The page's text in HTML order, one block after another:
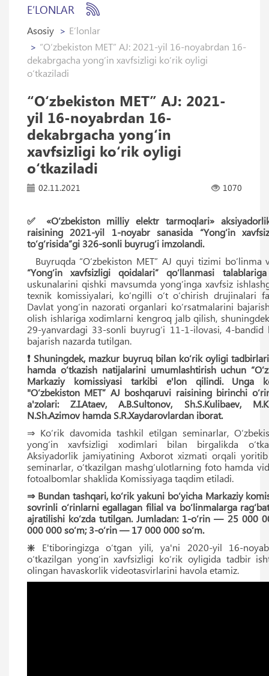
E’LONLAR
Asosiy
E’lonlar
“O‘zbekiston MET” AJ: 2021-yil 16-noyabrdan 16-
dekabrgacha yong‘in xavfsizligi ko‘rik oyligi
o‘tkaziladi
“O‘zbekiston MET” AJ: 2021-
yil 16-noyabrdan 16-
dekabrgacha yong‘in
xavfsizligi ko‘rik oyligi
o‘tkaziladi
02.11.2021 1070
✅ «O‘zbekiston milliy elektr tarmoqlari»
raisining 2021-yil 1-noyabr sanasida “Yong‘in
to‘g‘risida”gi 326-sonli buyrug‘i imzolandi.
Buyruqda “O‘zbekiston MET” AJ quyi tizimi
“Yong‘in xavfsizligi qoidalari” qo‘llanmasi
uskunalarini qishki mavsumda yong‘inga xavfsiz
texnik komissiyalari, ko‘ngilli o‘t o‘chirish drujinalari
Davlat yong‘in nazorati organlari ko‘rsatmalarini
olish ishlariga xodimlarni kengroq jalb qilish,
29-yanvardagi 33-sonli buyrug‘i 11-1-ilovasi, 4-bandid
bajarish nazarda tutilgan.
❗️ Shuningdek, mazkur buyruq bilan ko‘rik oyligi
hamda o‘tkazish natijalarini umumlashtirish uchun
Markaziy komissiyasi tarkibi e'lon qilindi. Unga
"O‘zbekiston MET” AJ boshqaruvi raisining birinchi
a'zolari: Z.I.Ataev, A.B.Sultonov, Sh.S.Kulibaev,
N.Sh.Azimov hamda S.R.Xaydarovlardan iborat.
⇒ Ko‘rik davomida tashkil etilgan seminarlar,
yong‘in xavfsizligi xodimlari bilan birgalikda
Aksiyadorlik jamiyatining Axborot xizmati orqali
seminarlar, o‘tkazilgan mashg‘ulotlarning foto hamda
fotoalbomlar shaklida Komissiyaga taqdim etiladi.
⇒ Bundan tashqari, ko‘rik yakuni bo‘yicha Markaziy
sovrinli o‘rinlarni egallagan filial va bo‘linmalarga
ajratilishi ko‘zda tutilgan. Jumladan: 1-o‘rin — 25 000
000 000 so‘m; 3-o‘rin — 17 000 000 so‘m.
❇️ E'tiboringizga o‘tgan yili, ya'ni 2020-yil 16-
o‘tkazilgan yong‘in xavfsizligi ko‘rik oyligida tadbir
olingan havaskorlik videotasvirlarini havola etamiz.